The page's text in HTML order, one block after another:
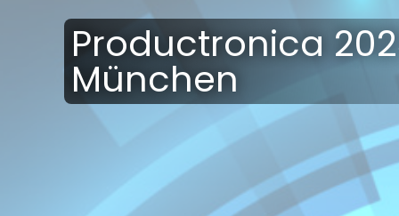
Productronica
München